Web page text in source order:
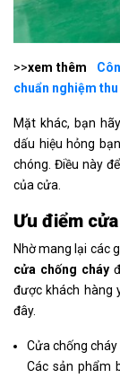
>>xem thêm
chuẩn nghiệm thu
Mặt khác, bạn
dấu hiệu hỏng
chóng. Điều này
của cửa.
Ưu điểm
Nhờ mang lại các
cửa chống cháy
được khách hàng
đây.
Cửa chống cháy
Các sản phẩm